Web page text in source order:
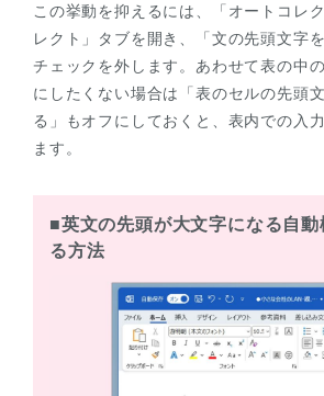
この挙動を抑えるには、「オートコレ
レクト」タブを開き、「文の先頭文字
チェックを外します。あわせて表の中
にしたくない場合は「表のセルの先頭
る」もオフにしておくと、表内での入
ます。
■英文の先頭が大文字になる自
る方法